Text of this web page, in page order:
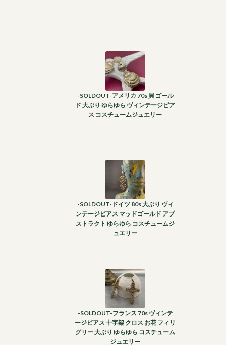
-SOLDOUT-アメリカ 70s 貝 ゴール
ド 大ぶり ゆらゆら ヴィンテージピア
ス コスチュームジュエリー
-SOLDOUT-ドイツ 80s 大ぶり ヴィ
ンテージピアス マッドゴールド アブ
ストラクト ゆらゆら コスチュームジ
ュエリー
-SOLDOUT-フランス 70s ヴィンテ
ージピアス 十字架 クロス お花 フィリ
グリー 大ぶり ゆらゆら コスチューム
ジュエリー